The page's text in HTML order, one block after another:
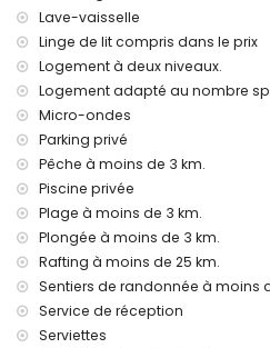
villa
internet (WiFi)
fer et planche à repasser
linge de lit et serviettes
service de réception et
chauffage central et
Installations et services avec
lit supplémentaire et lit/
demande)
Divertissements et activités de
Jávea, Costa Blanca
cinéma, théâtre, bar et
moins de 5 kilomètres de la
Lave-vaisselle
Linge de lit compris dans le prix
Logement à deux niveaux.
Logement adapté au nombre
Micro-ondes
Parking privé
Pêche à moins de 3 km.
Piscine privée
Plage à moins de 3 km.
Plongée à moins de 3 km.
Rafting à moins de 25 km.
Sentiers de randonnée à moins
Service de réception
Serviettes